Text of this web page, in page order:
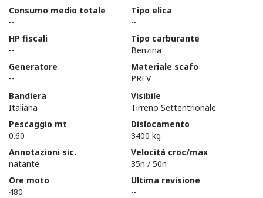
Consumo medio totale
--
HP fiscali
--
Generatore
--
Tipo elica
--
Tipo carburante
Benzina
Materiale scafo
PRFV
Bandiera
Italiana
Pescaggio mt
0.60
Annotazioni sic.
natante
Ore moto
480
Visibile
Tirreno Settentrionale
Dislocamento
3400 kg
Velocità croc/max
35n / 50n
Ultima revisione
--